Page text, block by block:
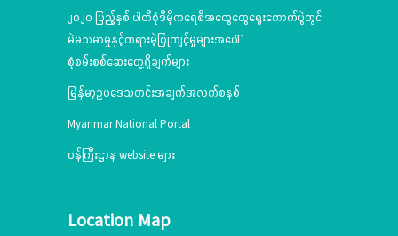
၂၀၂၀ ပြည့်နှစ် ပါတီစုံဒီမိုကရေစီအထွေထွေရွေးကောက်ပွဲတွင်
မဲမသမာမှုနှင့်တရားမဲ့ပြုကျင့်မှုများအပေါ်
စုံစမ်းစစ်ဆေးတွေ့ရှိချက်များ
မြန်မာ့ဥပဒေသတင်းအချက်အလက်စနစ်
Myanmar National Portal
ဝန်ကြီးဌာန website များ
Location Map